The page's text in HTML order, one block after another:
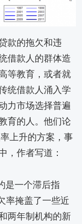
款的拖欠和违
借款人的群体造
等教育，或者就
统借款人涌入学
力市场选择普遍
育的人。他们论
上升的方案，事
，作者写道：
是一个滞后指
率掩盖了一些近
两年制机构的新